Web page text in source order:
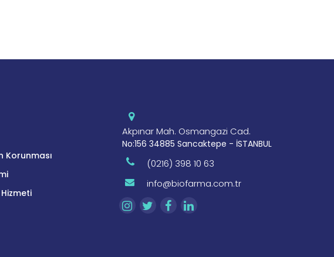
Korunması
Akpınar Mah. Osmangazi Cad.
No:156 34885 Sancaktepe - İSTANBUL
(0216) 398 10 63
info@biofarma.com.tr